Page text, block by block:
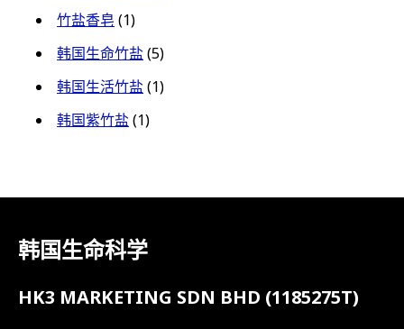
竹盐香皂 (1)
韩国生命竹盐(5)
韩国生活竹盐(1)
韩国紫竹盐(1)
韩国生命科学
HK3 MARKETING SDN BHD (1185275T)